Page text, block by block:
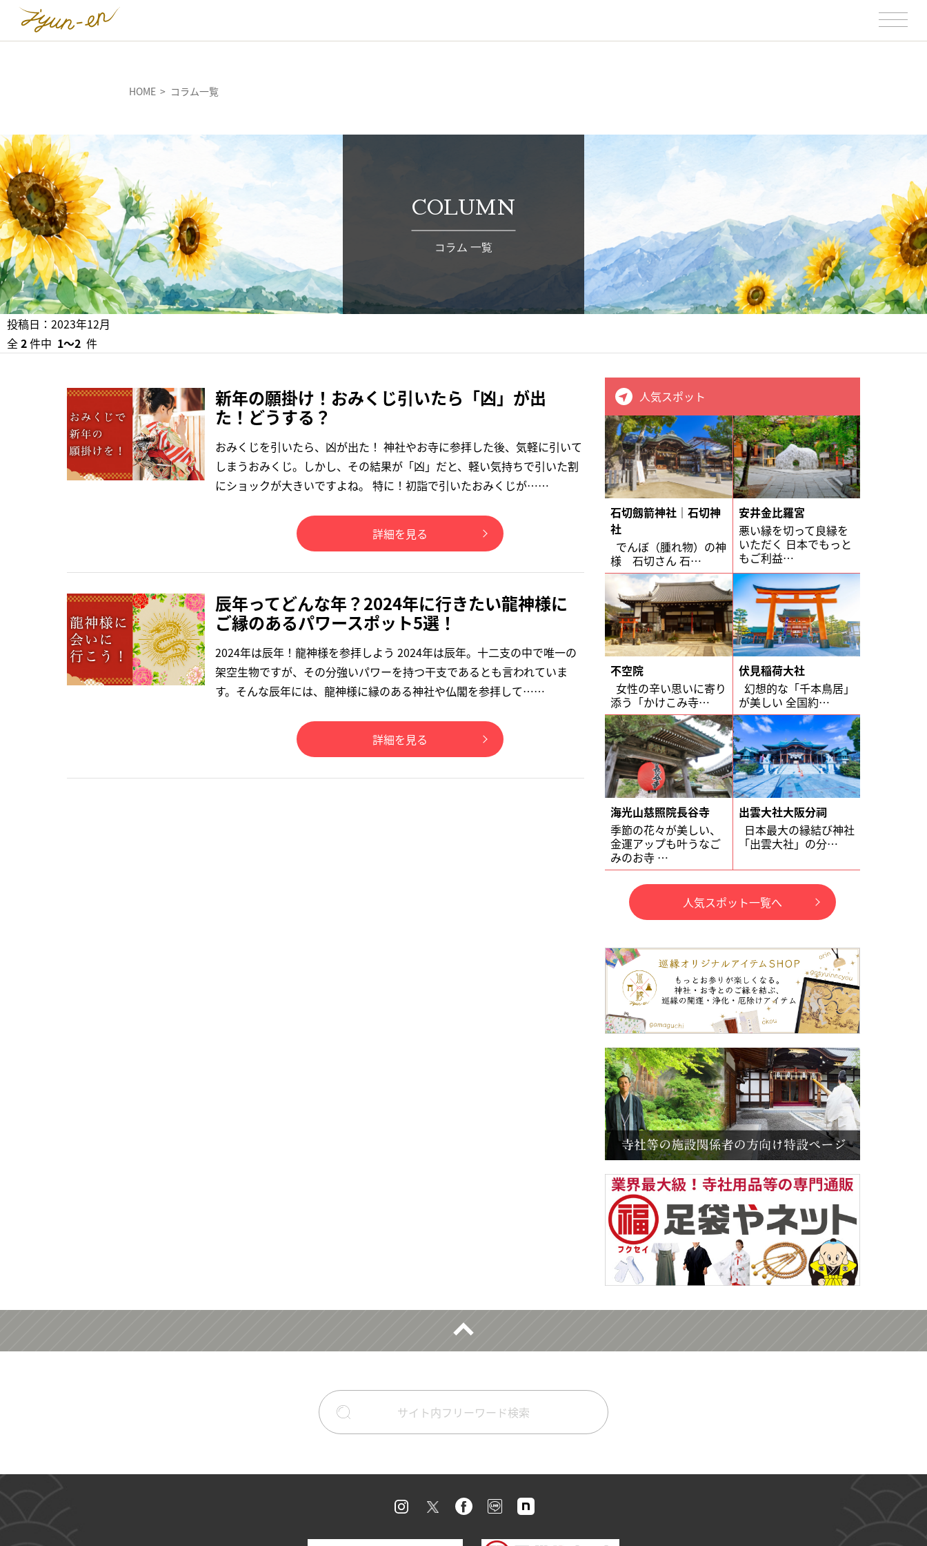
HOME コラム一覧
COLUMN
コラム 一覧
投稿日：2023年12月
全2件中 1〜2 件
新年の願掛け！おみくじ引いたら「凶」が出
た！どうする？
おみくじを引いたら、凶が出た！ 神社やお寺に参拝した後、気軽に引いて
しまうおみくじ。しかし、その結果が「凶」だと、軽い気持ちで引いた割
にショックが大きいですよね。 特に！初詣で引いたおみくじが……
詳細を見る
辰年ってどんな年？2024年に行きたい龍神様に
ご縁のあるパワースポット5選！
2024年は辰年！龍神様を参拝しよう 2024年は辰年。十二支の中で唯一の
架空生物ですが、その分強いパワーを持つ干支であるとも言われていま
す。そんな辰年には、龍神様に縁のある神社や仏閣を参拝して……
詳細を見る
人気スポット
石切劔箭神社｜石切神
社
でんぼ（腫れ物）の神
様 石切さん 石…
安井金比羅宮
悪い縁を切って良縁を
いただく 日本でもっと
もご利益…
不空院
女性の辛い思いに寄り
添う「かけこみ寺…
伏見稲荷大社
幻想的な「千本鳥居」
が美しい 全国約…
海光山慈照院長谷寺
季節の花々が美しい、
金運アップも叶うなご
みのお寺 …
出雲大社大阪分祠
日本最大の縁結び神社
「出雲大社」の分…
人気スポット一覧へ